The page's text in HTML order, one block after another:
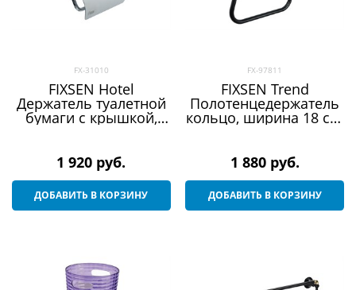
FX-31010
FIXSEN Hotel
Держатель туалетной
бумаги с крышкой,
1 920 руб.
ДОБАВИТЬ В КОРЗИНУ
FX-97811
FIXSEN Trend
Полотенцедержатель
кольцо, ширина 18 см,
1 880 руб.
ДОБАВИТЬ В КОРЗИНУ